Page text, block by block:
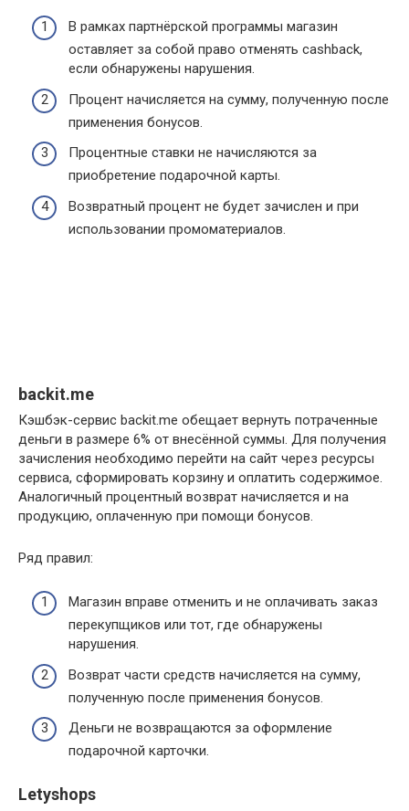
В рамках партнёрской программы магазин
оставляет за собой право отменять cashback,
если обнаружены нарушения.
Процент начисляется на сумму, полученную после
применения бонусов.
Процентные ставки не начисляются за
приобретение подарочной карты.
Возвратный процент не будет зачислен и при
использовании промоматериалов.
backit.me
Кэшбэк-сервис backit.me обещает вернуть потраченные
деньги в размере 6% от внесённой суммы. Для получения
зачисления необходимо перейти на сайт через ресурсы
сервиса, сформировать корзину и оплатить содержимое.
Аналогичный процентный возврат начисляется и на
продукцию, оплаченную при помощи бонусов.
Ряд правил:
Магазин вправе отменить и не оплачивать заказ
перекупщиков или тот, где обнаружены
нарушения.
Возврат части средств начисляется на сумму,
полученную после применения бонусов.
Деньги не возвращаются за оформление
подарочной карточки.
Letyshops